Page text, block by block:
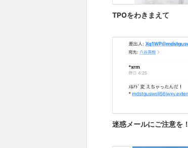
TPOをわきまえて
迷惑メールにご注意を！